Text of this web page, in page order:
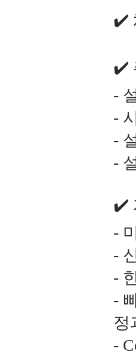
✔️
✔️
-
-
-
-
✔️
-
-
-
-
정
-